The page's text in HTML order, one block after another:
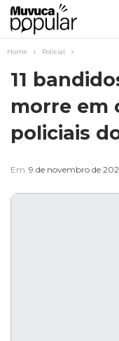
Home Policial
11
morre em
policiais
Em 9 de novembro de